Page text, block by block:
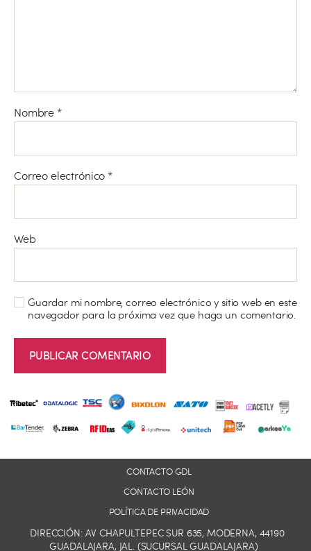
Nombre*
Correo electrónico*
Web
Guardar mi nombre, correo electrónico y sitio web en este
navegador para la próxima vez que haga un comentario.
CONTACTO GDL
CONTACTO LEÓN
POLÍTICA DE PRIVACIDAD
DIRECCIÓN: AV CHAPULTEPEC SUR 635, MODERNA, 44190
GUADALAJARA, JAL. (SUCURSAL GUADALAJARA)